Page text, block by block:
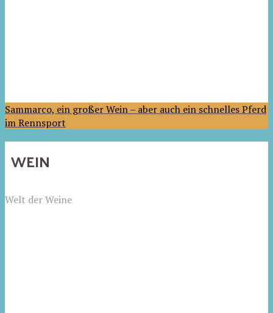
Sammarco, ein großer Wein – aber auch ein schnelles Pferd
im Rennsport
WEIN
Welt der Weine